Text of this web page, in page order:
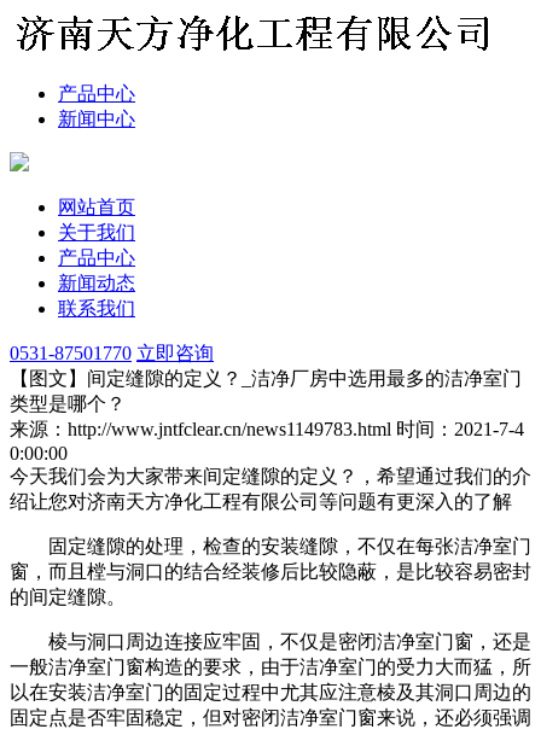
产品中心
新闻中心
网站首页
关于我们
产品中心
新闻动态
联系我们
0531-87501770 立即咨询
【图文】间定缝隙的定义？_洁净厂房中选用最多的洁净室门
类型是哪个？
来源：http://www.jntfclear.cn/news1149783.html 时间：2021-7-4
0:00:00
今天我们会为大家带来间定缝隙的定义？，希望通过我们的介
绍让您对济南天方净化工程有限公司等问题有更深入的了解
固定缝隙的处理，检查的安装缝隙，不仅在每张洁净室门
窗，而且樘与洞口的结合经装修后比较隐蔽，是比较容易密封
的间定缝隙。
棱与洞口周边连接应牢固，不仅是密闭洁净室门窗，还是
一般洁净室门窗构造的要求，由于洁净室门的受力大而猛，所
以在安装洁净室门的固定过程中尤其应注意棱及其洞口周边的
固定点是否牢固稳定，但对密闭洁净室门窗来说，还必须强调